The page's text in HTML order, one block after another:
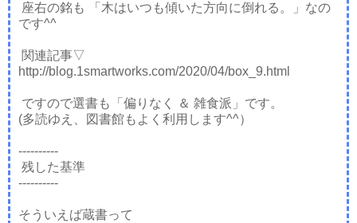
座右の銘も 「木はいつも傾いた方向に倒れる。」なの
です^^
関連記事▽
http://blog.1smartworks.com/2020/04/box_9.html
ですので選書も「偏りなく ＆ 雑食派」です。
(多読ゆえ、図書館もよく利用します^^）
----------
残した基準
----------
そういえば蔵書って